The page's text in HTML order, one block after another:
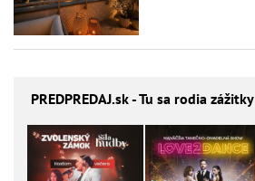
PREDPREDAJ.sk - Tu sa rodia zážitky